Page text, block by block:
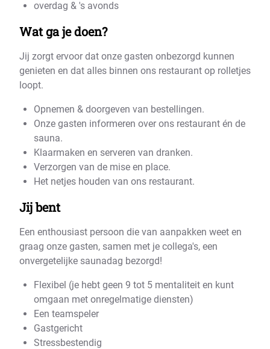
overdag & 's avonds
Wat ga je doen?
Jij zorgt ervoor dat onze gasten onbezorgd kunnen
genieten en dat alles binnen ons restaurant op rolletjes
loopt.
Opnemen & doorgeven van bestellingen.
Onze gasten informeren over ons restaurant én de
sauna.
Klaarmaken en serveren van dranken.
Verzorgen van de mise en place.
Het netjes houden van ons restaurant.
Jij bent
Een enthousiast persoon die van aanpakken weet en
graag onze gasten, samen met je collega's, een
onvergetelijke saunadag bezorgd!
Flexibel (je hebt geen 9 tot 5 mentaliteit en kunt
omgaan met onregelmatige diensten)
Een teamspeler
Gastgericht
Stressbestendig